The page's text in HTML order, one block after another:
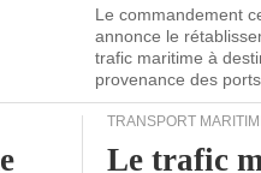
Le commandement
annonce le
trafic maritime à
provenance des
TRANSPORT
Le trafic